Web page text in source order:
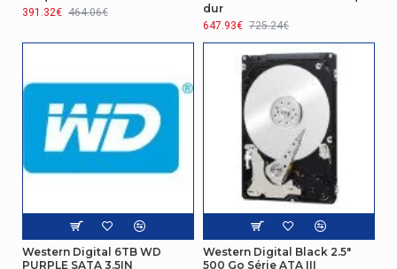
Nom du produit
Conformité RoHS Oui
Autres caractéristiques
Type
Disque
dur
Contenu de l'emballage
Adaptateur de lecteur de stockage inclus Non
391.32€ 464.06€
dur
647.93€ 725.24€
Western Digital 6TB WD
PURPLE SATA 3.5IN
Western Digital Black 2.5"
500 Go Série ATA III